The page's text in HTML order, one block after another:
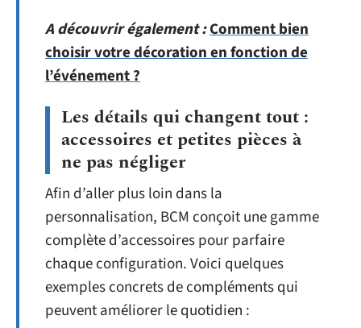
A découvrir également :Comment bien
choisir votre décoration en fonction de
l’événement ?
Les détails qui changent tout :
accessoires et petites pièces à
ne pas négliger
Afin d’aller plus loin dans la
personnalisation, BCM conçoit une gamme
complète d’accessoires pour parfaire
chaque configuration. Voici quelques
exemples concrets de compléments qui
peuvent améliorer le quotidien :